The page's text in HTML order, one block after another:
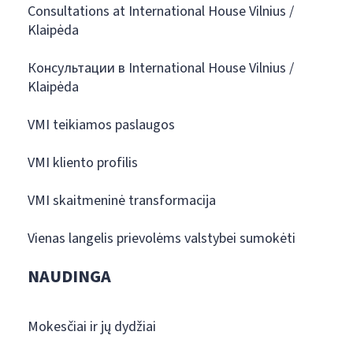
Consultations at International House Vilnius /
Klaipėda
Консультации в International House Vilnius /
Klaipėda
VMI teikiamos paslaugos
VMI kliento profilis
VMI skaitmeninė transformacija
Vienas langelis prievolėms valstybei sumokėti
NAUDINGA
Mokesčiai ir jų dydžiai